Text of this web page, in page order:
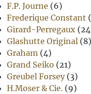
F.P. Journe (6)
Frederique Constant
Girard-Perregaux
Glashutte Original (8)
Graham (4)
Grand Seiko (21)
Greubel Forsey(3)
H.Moser & Cie. (9)